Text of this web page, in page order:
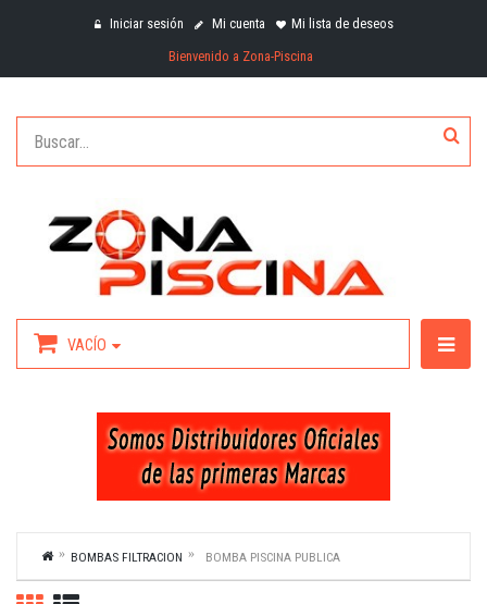
Iniciar sesión Mi cuenta
Mi lista de deseos
Bienvenido a Zona-Piscina
VACÍO
BOMBAS FILTRACION BOMBA PISCINA PUBLICA